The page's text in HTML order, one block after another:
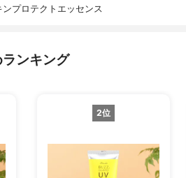
プロテクトエッセンス
ンキング
2位